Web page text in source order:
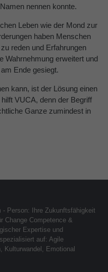
nennen konnte.
Leben wie der Mond zur
haben Menschen
reden und Erfahrungen
Wahrnehmung erweitert und
Ende gesiegt.
kann, ist der Lösung einen
VUCA, denn der Begriff
Ganze zumindest in
- Person: Ihre Zukunftsfähigkeit
Change Competence &
Expertise und
auf: Agile
Kulturwandel, Emotional